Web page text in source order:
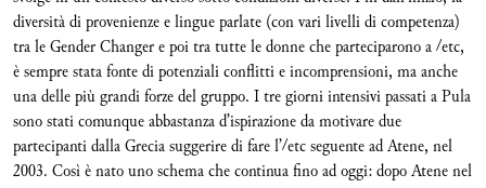
diversità di provenienze e lingue parlate (con vari livelli di competenza)
tra le Gender Changer e poi tra tutte le donne che parteciparono a /etc,
è sempre stata fonte di potenziali conflitti e incomprensioni, ma anche
una delle più grandi forze del gruppo. I tre giorni intensivi passati a Pula
sono stati comunque abbastanza d’ispirazione da motivare due
partecipanti dalla Grecia suggerire di fare l’/etc seguente ad Atene, nel
2003. Così è nato uno schema che continua fino ad oggi: dopo Atene nel